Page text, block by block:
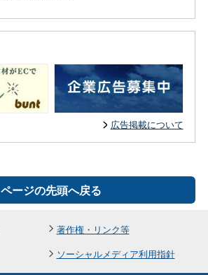
広告掲載について
ページの先頭へ戻る
著作権・リンク等
ソーシャルメディア利用指針